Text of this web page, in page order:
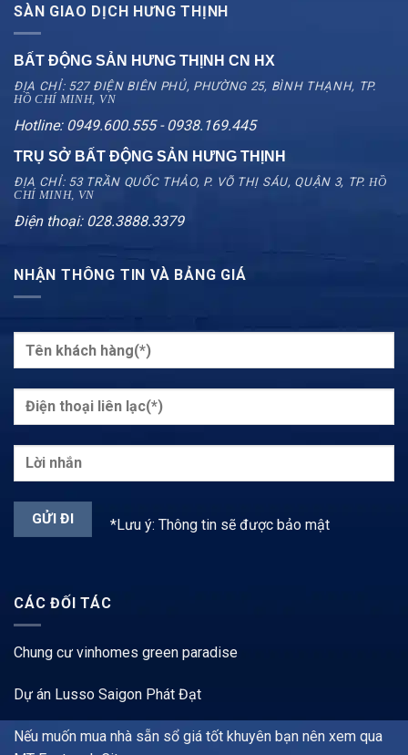
SÀN GIAO DỊCH HƯNG THỊNH
BẤT ĐỘNG SẢN HƯNG THỊNH CN HX
ĐỊA CHỈ: 527 ĐIỆN BIÊN PHỦ, PHƯỜNG 25, BÌNH THẠNH, TP.
HỒ CHÍ MINH, VN
Hotline: 0949.600.555 - 0938.169.445
TRỤ SỞ BẤT ĐỘNG SẢN HƯNG THỊNH
ĐỊA CHỈ: 53 TRẦN QUỐC THẢO, P. VÕ THỊ SÁU, QUẬN 3, TP.HỒ
CHÍ MINH, VN
Điện thoại: 028.3888.3379
NHẬN THÔNG TIN VÀ BẢNG GIÁ
*Lưu ý: Thông tin sẽ được bảo mật
CÁC ĐỐI TÁC
Chung cư vinhomes green paradise
Dự án Lusso Saigon Phát Đạt
Nếu muốn mua nhà sẵn sổ giá tốt khuyên bạn nên xem qua